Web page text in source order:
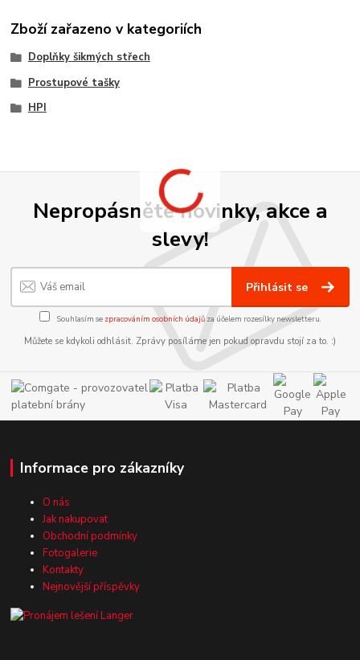
Zboží zařazeno v kategoriích
Doplňky šikmých střech
Prostupové tašky
HPI
Nepropásněte novinky, akce a
slevy!
Přihlásit se
Souhlasím se zpracováním osobních údajůza účelem rozesílky newsletteru.
Můžete se kdykoli odhlásit. Zprávy posíláme jen pokud opravdu stojí za to. :)
Informace pro zákazníky
O nás
Jak nakupovat
Obchodní podmínky
Fotogalerie
Kontakty
Nejnovější příspěvky